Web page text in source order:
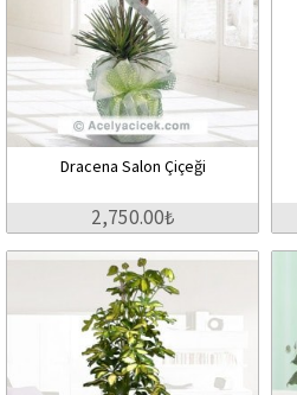
Dracena Salon Çiçeği
2,750.00₺